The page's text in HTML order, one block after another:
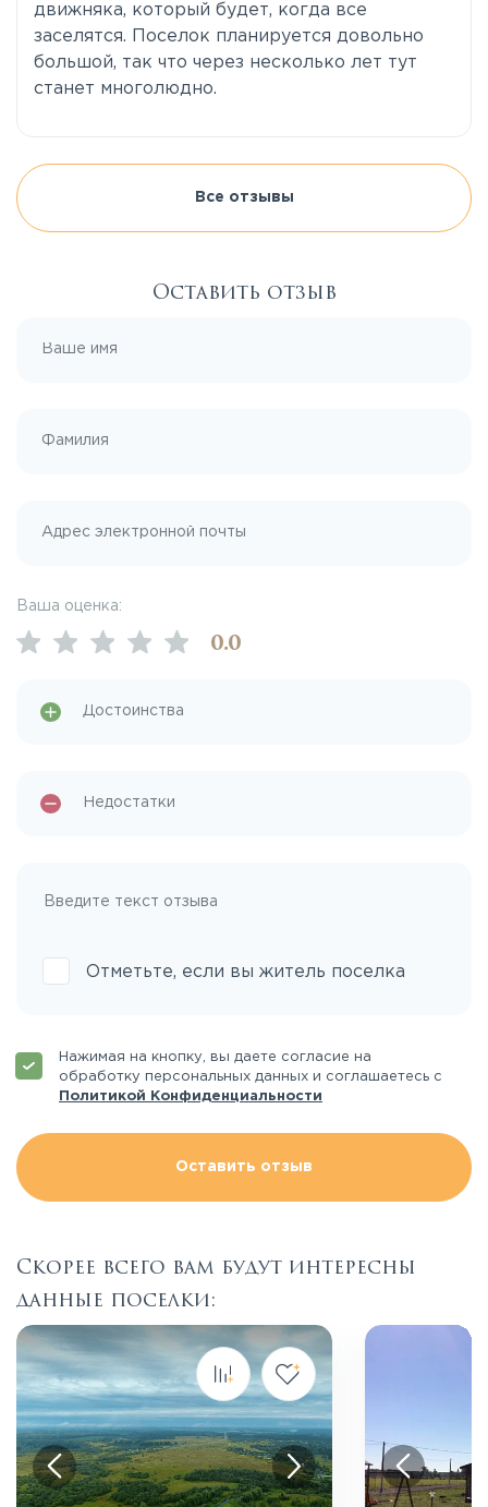
движняка, который будет, когда все
заселятся. Поселок планируется довольно
большой, так что через несколько лет тут
станет многолюдно.
Все отзывы
Оставить отзыв
Ваша оценка:
0.0
Отметьте, если вы житель поселка
Нажимая на кнопку, вы даете согласие на
обработку персональных данных и соглашаетесь с
Политикой Конфиденциальности
Оставить отзыв
Скорее всего вам будут интересны
данные поселки:
Посмотреть все фото